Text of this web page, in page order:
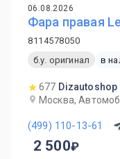
06.08.2026
Фара правая
8114578050
б.у. оригинал
в
677 Dizautoshop
Москва,
(499) 110-13-61
2 500